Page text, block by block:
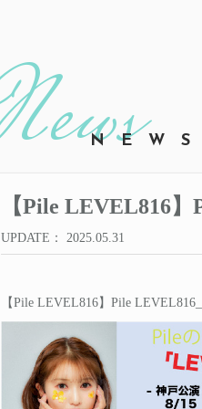
NEWS
【Pile LEVEL816
UPDATE 2025.05.31
【Pile LEVEL816】Pile